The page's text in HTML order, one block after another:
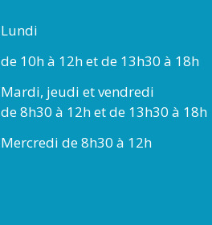
Lundi
de 10h à 12h et de 13h30 à 18h
Mardi, jeudi et vendredi
de 8h30 à 12h et de 13h30 à 18h
Mercredi de 8h30 à 12h